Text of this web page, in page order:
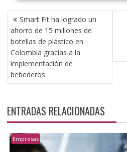
NAVEGACIÓN
DE
ENTRADAS
Smart Fit ha logrado un
ahorro de 15 millones de
botellas de plástico en
Colombia gracias a la
implementación de
bebederos
ENTRADAS RELACIONADAS
Empresas